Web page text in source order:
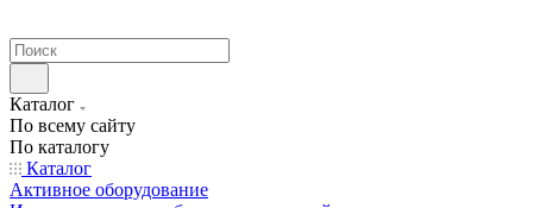
Каталог
По всему сайту
По каталогу
Каталог
Активное оборудование